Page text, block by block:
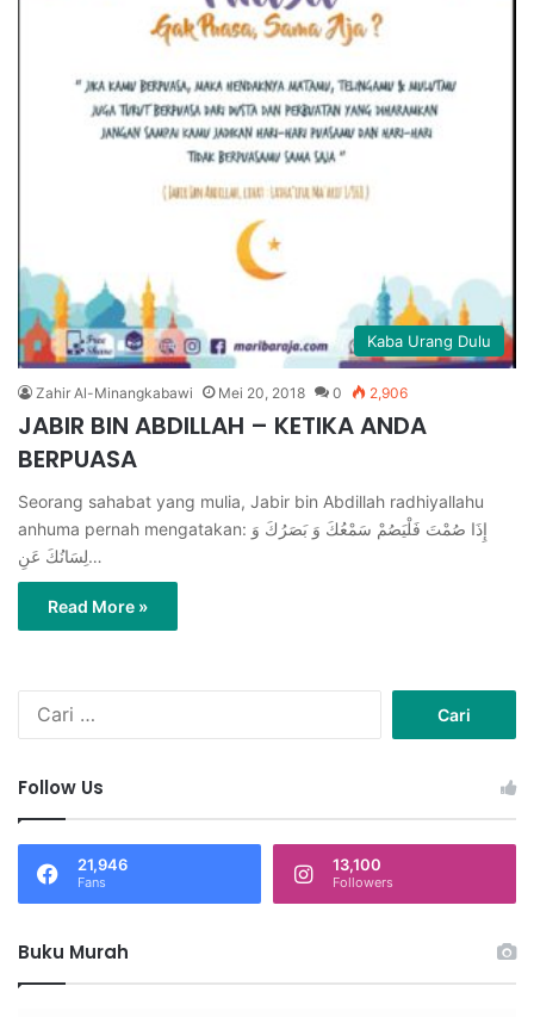
Kaba Urang Dulu
Zahir Al-Minangkabawi Mei 20, 2018 0 2,906
JABIR BIN ABDILLAH – KETIKA ANDA
BERPUASA
Seorang sahabat yang mulia, Jabir bin Abdillah radhiyallahu
anhuma pernah mengatakan: إِذَا صُمْتَ فَلْيَصُمْ سَمْعُكَ وَ بَصَرُكَ وَ
لِسَانُكَ عَنِ…
Read More »
u
k
Follow Us
21,946
Fans
13,100
Followers
Buku Murah